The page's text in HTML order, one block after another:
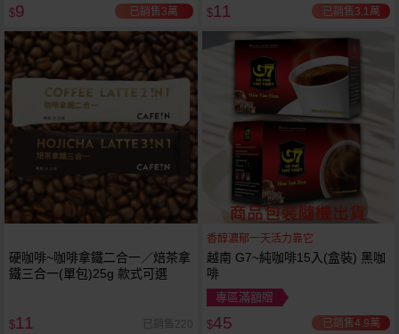
$9 已銷售3萬 $11 已銷售3.1萬
硬咖啡~咖啡拿鐵二合一／焙茶拿
鐵三合一(單包)25g 款式可選
$11 已銷售220
香醇濃郁一天活力靠它
越南 G7~純咖啡15入(盒裝) 黑咖
啡
專區滿額贈
$45 已銷售4.9萬